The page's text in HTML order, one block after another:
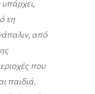
τη
από
που
παιδιά.